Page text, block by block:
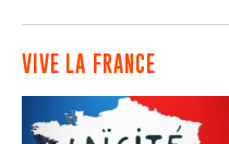
VIVE LA FRANCE